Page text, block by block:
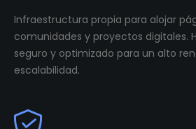
Infraestructura propia para alojar
comunidades y proyectos digitales.
seguro y optimizado para un alto
escalabilidad.